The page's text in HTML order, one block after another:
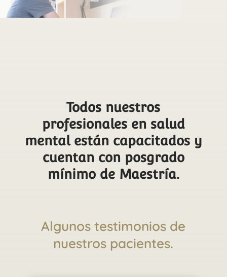
Todos nuestros
profesionales en salud
mental están capacitados y
cuentan con posgrado
mínimo de Maestría.
Algunos testimonios de
nuestros pacientes.